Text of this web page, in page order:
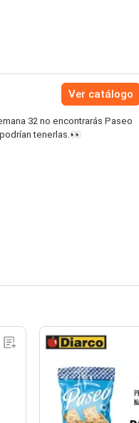
Ver catálogo
32 no encontrarás Paseo
tenerlas.👀